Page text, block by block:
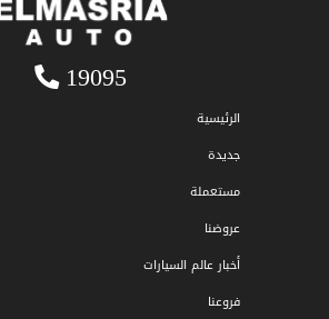
19095
الرئيسية
جديدة
مستعملة
عروضنا
أخبار عالم السيارات
فروعنا